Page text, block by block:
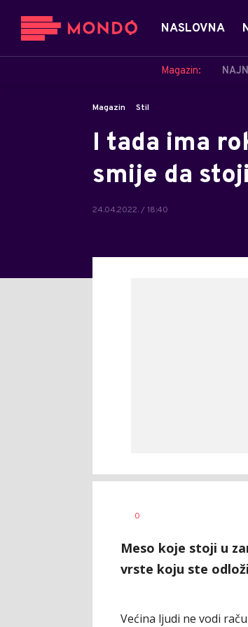
NASLOVNA
Magazin:
Magazin Stil
I tada ima
smije da
24.04.2022. / 18:40
AUTOR
0
Meso koje stoji u
vrste koju ste
Većina ljudi ne vodi